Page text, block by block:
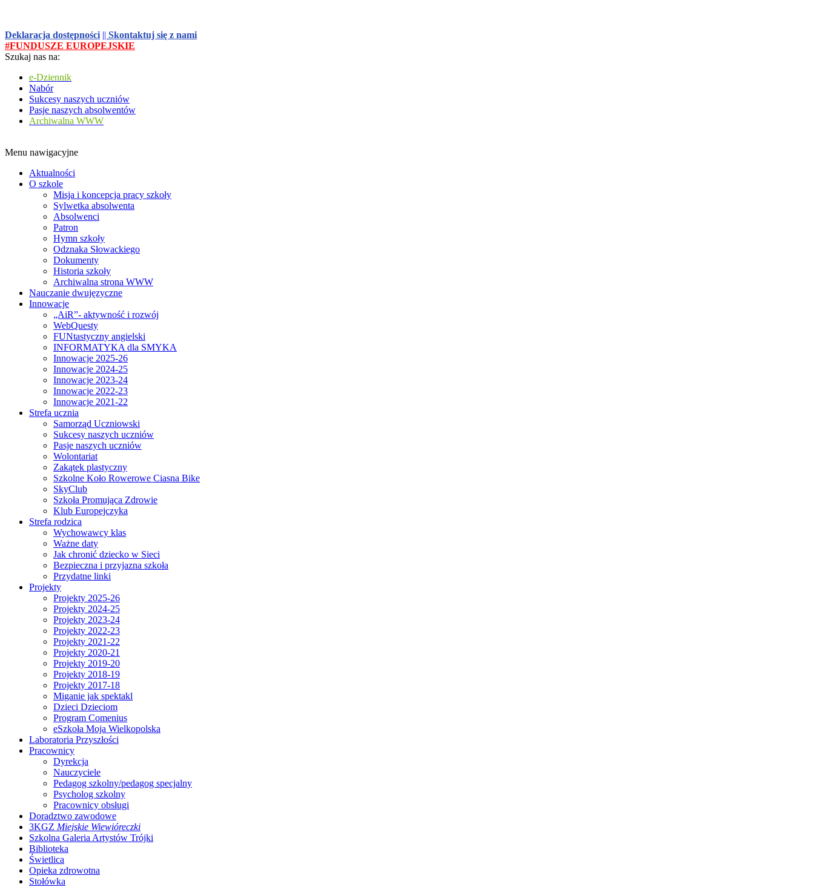
Deklaracja dostępności || Skontaktuj się z nami
#FUNDUSZE EUROPEJSKIE
Szukaj nas na:
e-Dziennik
Nabór
Sukcesy naszych uczniów
Pasje naszych absolwentów
Archiwalna WWW
Menu nawigacyjne
Aktualności
O szkole
Misja i koncepcja pracy szkoły
Sylwetka absolwenta
Absolwenci
Patron
Hymn szkoły
Odznaka Słowackiego
Dokumenty
Historia szkoły
Archiwalna strona WWW
Nauczanie dwujęzyczne
Innowacje
„AiR”- aktywność i rozwój
WebQuesty
FUNtastyczny angielski
INFORMATYKA dla SMYKA
Innowacje 2025-26
Innowacje 2024-25
Innowacje 2023-24
Innowacje 2022-23
Innowacje 2021-22
Strefa ucznia
Samorząd Uczniowski
Sukcesy naszych uczniów
Pasje naszych uczniów
Wolontariat
Zakątek plastyczny
Szkolne Koło Rowerowe Ciasna Bike
SkyClub
Szkoła Promująca Zdrowie
Klub Europejczyka
Strefa rodzica
Wychowawcy klas
Ważne daty
Jak chronić dziecko w Sieci
Bezpieczna i przyjazna szkoła
Przydatne linki
Projekty
Projekty 2025-26
Projekty 2024-25
Projekty 2023-24
Projekty 2022-23
Projekty 2021-22
Projekty 2020-21
Projekty 2019-20
Projekty 2018-19
Projekty 2017-18
Miganie jak spektakl
Dzieci Dzieciom
Program Comenius
eSzkoła Moja Wielkopolska
Laboratoria Przyszłości
Pracownicy
Dyrekcja
Nauczyciele
Pedagog szkolny/pedagog specjalny
Psycholog szkolny
Pracownicy obsługi
Doradztwo zawodowe
3KGZ Miejskie Wiewióreczki
Szkolna Galeria Artystów Trójki
Biblioteka
Świetlica
Opieka zdrowotna
Stołówka